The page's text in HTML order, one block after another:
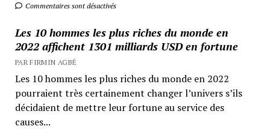
Commentaires sont désactivés
Les 10 hommes les plus riches du monde en
2022 affichent 1301 milliards USD en fortune
PAR FIRMIN AGBÉ
Les 10 hommes les plus riches du monde en 2022
pourraient très certainement changer l’univers s’ils
décidaient de mettre leur fortune au service des
causes...